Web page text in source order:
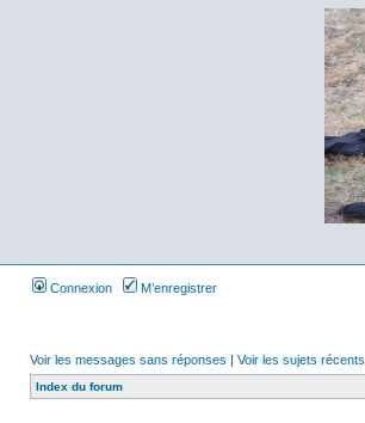
Connexion M’enregistrer
Voir les messages sans réponses | Voir les sujets récents
Index du forum